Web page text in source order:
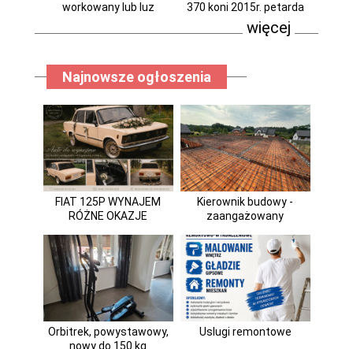
workowany lub luz
370 koni 2015r. petarda
więcej
Najnowsze ogłoszenia
FIAT 125P WYNAJEM
RÓŻNE OKAZJE
Kierownik budowy -
zaangażowany
Orbitrek, powystawowy,
nowy do 150 kg
Uslugi remontowe